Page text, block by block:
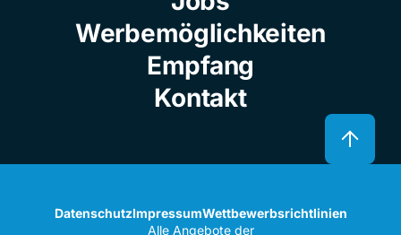
Werbemöglichkeiten
Empfang
Kontakt
DatenschutzImpressumWettbewerbsrichtlinien
Alle Angebote der